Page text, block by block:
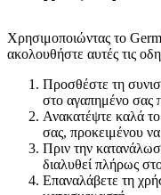
Χρησιμοποιώντας το
ακολουθήστε αυτές τις
Προσθέστε τη
στο αγαπημένο σας
Ανακατέψτε καλά
σας, προκειμένου
Πριν την
διαλυθεί πλήρως
Επαναλάβετε τη